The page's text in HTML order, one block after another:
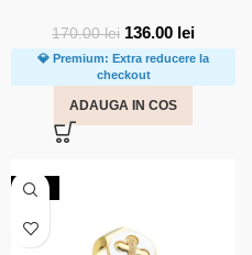
170.00lei 136.00 lei
💎 Premium: Extra reducere la
checkout
ADAUGA IN COS
-50%